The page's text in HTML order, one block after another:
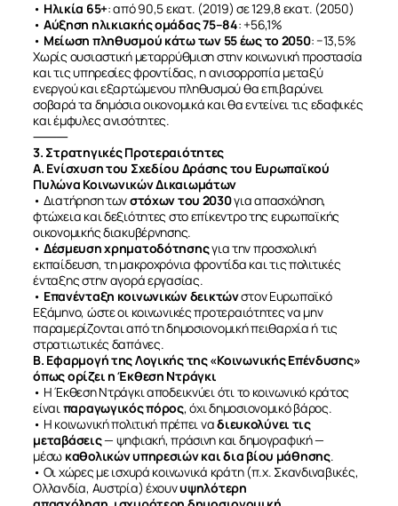
ΣΧΕΤΙΚΑ
ΝΕΑ
ΕΠΙΚΟΙΝΩΝΙΑ
• Ηλικία 65+: από 90,5 εκατ. (2019) σε 129,8 εκατ. (2050)
• Αύξηση ηλικιακής ομάδας 75–84: +56,1%
• Μείωση πληθυσμού κάτω των 55 έως το 2050: −13,5%
Χωρίς ουσιαστική μεταρρύθμιση στην κοινωνική προστασία
και τις υπηρεσίες φροντίδας, η ανισορροπία μεταξύ
ενεργού και εξαρτώμενου πληθυσμού θα επιβαρύνει
σοβαρά τα δημόσια οικονομικά και θα εντείνει τις εδαφικές
και έμφυλες ανισότητες.
⸻
3. Στρατηγικές Προτεραιότητες
Α. Ενίσχυση του Σχεδίου Δράσης του Ευρωπαϊκού
Πυλώνα Κοινωνικών Δικαιωμάτων
• Διατήρηση τωνστόχων του 2030για απασχόληση,
φτώχεια και δεξιότητες στο επίκεντρο της ευρωπαϊκής
οικονομικής διακυβέρνησης.
• Δέσμευση χρηματοδότησηςγια την προσχολική
εκπαίδευση, τη μακροχρόνια φροντίδα και τις πολιτικές
ένταξης στην αγορά εργασίας.
• Επανένταξη κοινωνικών δεικτώνστον Ευρωπαϊκό
Εξάμηνο, ώστε οι κοινωνικές προτεραιότητες να μην
παραμερίζονται από τη δημοσιονομική πειθαρχία ή τις
στρατιωτικές δαπάνες.
Β. Εφαρμογή της Λογικής της «Κοινωνικής Επένδυσης»
όπως ορίζει η Έκθεση Ντράγκι
• Η Έκθεση Ντράγκι αποδεικνύει ότι το κοινωνικό κράτος
είναιπαραγωγικός πόρος, όχι δημοσιονομικό βάρος.
• Η κοινωνική πολιτική πρέπει ναδιευκολύνει τις
μεταβάσεις— ψηφιακή, πράσινη και δημογραφική —
μέσω καθολικών υπηρεσιών και δια βίου μάθησης.
• Οι χώρες με ισχυρά κοινωνικά κράτη (π.χ. Σκανδιναβικές,
Ολλανδία, Αυστρία) έχουνυψηλότερη